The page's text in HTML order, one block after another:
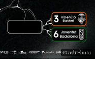
©acb Photo